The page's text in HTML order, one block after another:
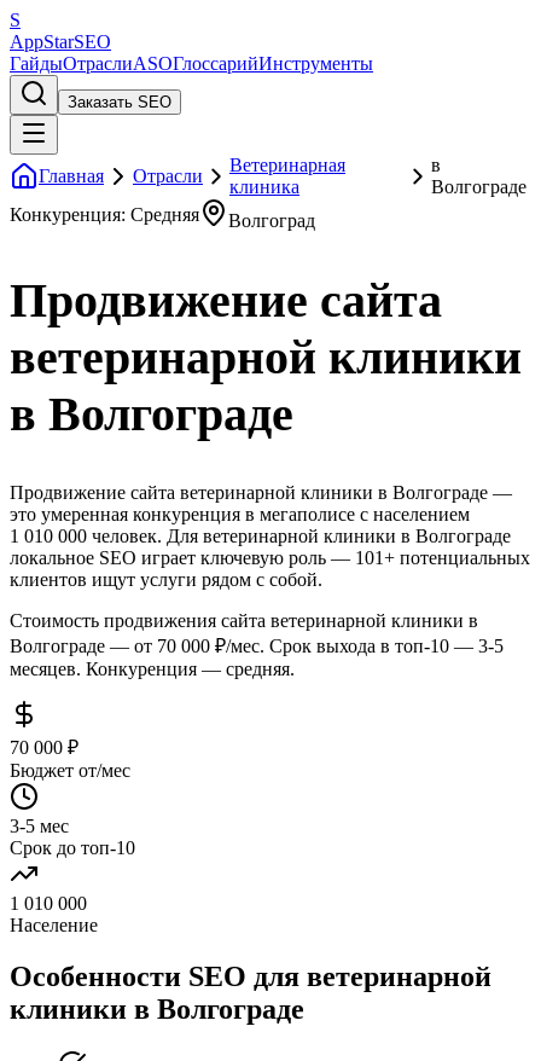
S
AppStarSEO
ГайдыОтраслиASOГлоссарийИнструменты
Заказать SEO
Главная Отрасли
Ветеринарная
клиника
в
Волгограде
Конкуренция: Средняя
Волгоград
Продвижение сайта
ветеринарной клиники
в Волгограде
Продвижение сайта ветеринарной клиники в Волгограде —
это умеренная конкуренция в мегаполисе с населением
1 010 000 человек. Для ветеринарной клиники в Волгограде
локальное SEO играет ключевую роль — 101+ потенциальных
клиентов ищут услуги рядом с собой.
Стоимость продвижения сайта ветеринарной клиники в
Волгограде — от 70 000 ₽/мес. Срок выхода в топ-10 — 3-5
месяцев. Конкуренция — средняя.
70 000 ₽
Бюджет от/мес
3-5 мес
Срок до топ-10
1 010 000
Население
Особенности SEO для ветеринарной
клиники в Волгограде